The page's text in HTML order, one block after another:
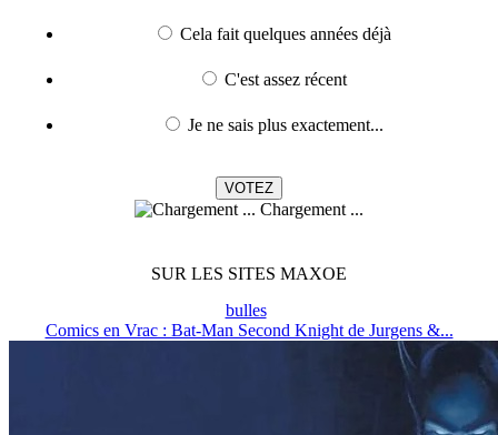
Cela fait quelques années déjà
C'est assez récent
Je ne sais plus exactement...
Chargement ...
SUR LES SITES MAXOE
bulles
Comics en Vrac : Bat-Man Second Knight de Jurgens &...